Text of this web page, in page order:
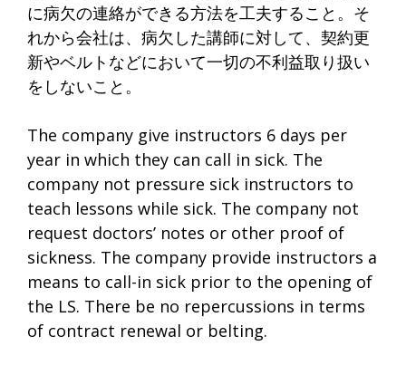
に病欠の連絡ができる方法を工夫すること。そ
れから会社は、病欠した講師に対して、契約更
新やベルトなどにおいて一切の不利益取り扱い
をしないこと。
The company give instructors 6 days per
year in which they can call in sick. The
company not pressure sick instructors to
teach lessons while sick. The company not
request doctors’ notes or other proof of
sickness. The company provide instructors a
means to call-in sick prior to the opening of
the LS. There be no repercussions in terms
of contract renewal or belting.